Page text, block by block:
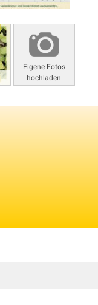
Eigene Fotos
hochladen